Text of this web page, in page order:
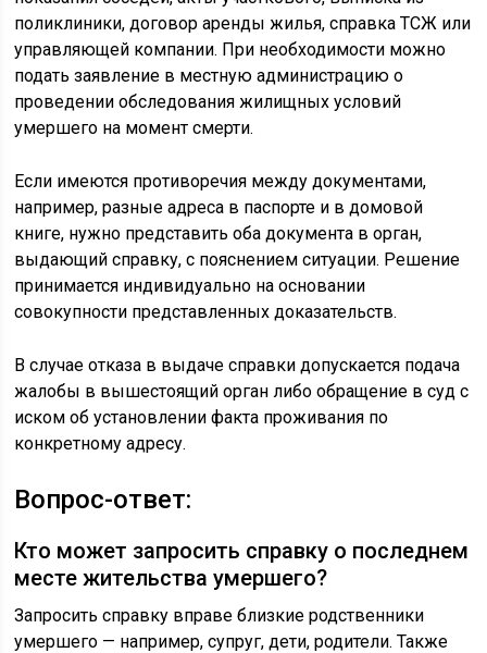
поликлиники, договор аренды жилья, справка ТСЖ или
управляющей компании. При необходимости можно
подать заявление в местную администрацию о
проведении обследования жилищных условий
умершего на момент смерти.
Если имеются противоречия между документами,
например, разные адреса в паспорте и в домовой
книге, нужно представить оба документа в орган,
выдающий справку, с пояснением ситуации. Решение
принимается индивидуально на основании
совокупности представленных доказательств.
В случае отказа в выдаче справки допускается подача
жалобы в вышестоящий орган либо обращение в суд с
иском об установлении факта проживания по
конкретному адресу.
Вопрос-ответ:
Кто может запросить справку о последнем
месте жительства умершего?
Запросить справку вправе близкие родственники
умершего — например, супруг, дети, родители. Также